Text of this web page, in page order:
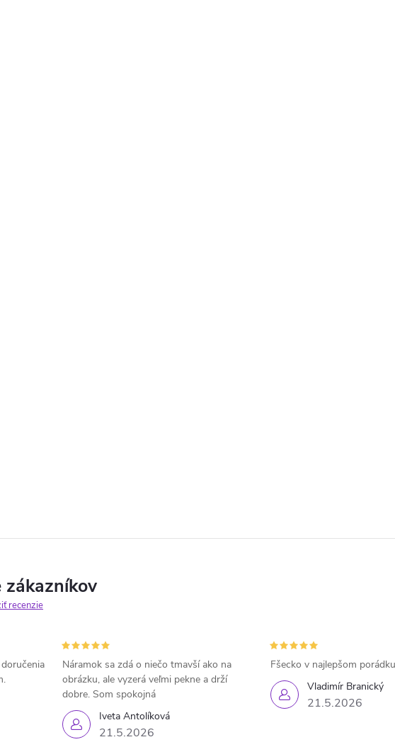
zákazníkov
recenzie
Iveta Antolíková
21.5.2026
Náramok sa zdá o niečo tmavší ako na
obrázku, ale vyzerá veľmi pekne a drží
dobre. Som spokojná
Vladimír Branický
21.5.2026
Fšecko v najlepšom porádku